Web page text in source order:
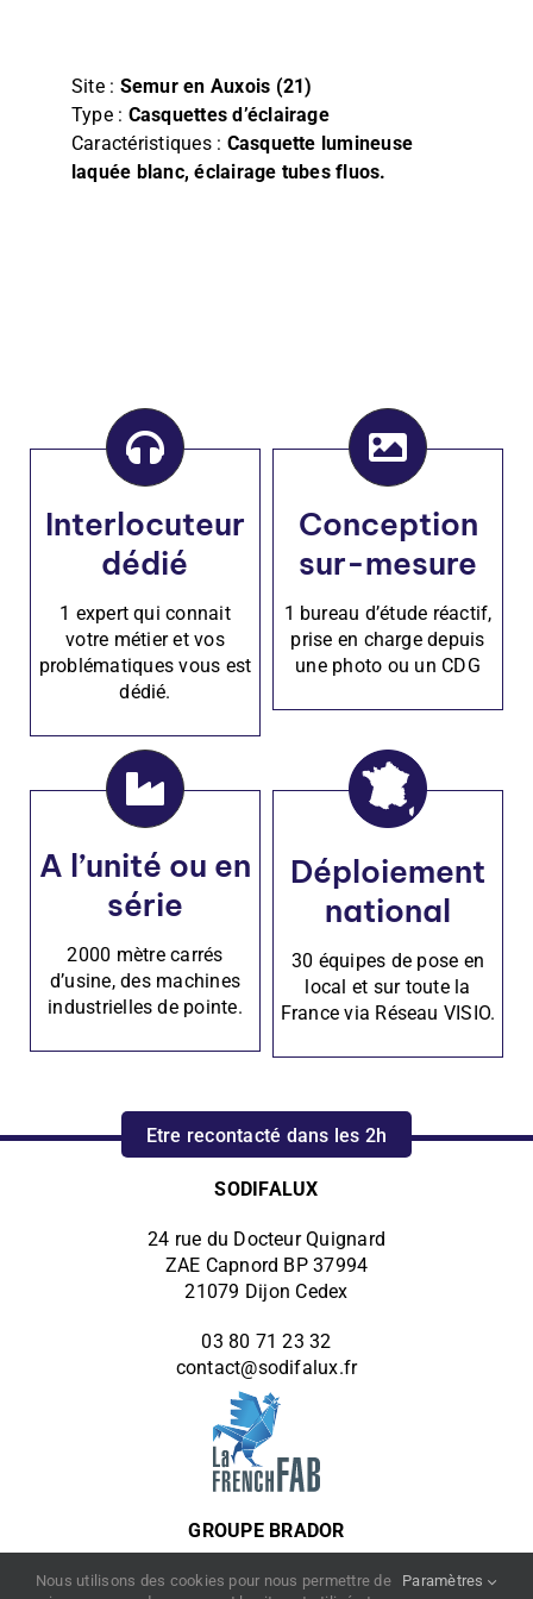
Site : Semur en Auxois (21)
Type : Casquettes d’éclairage
Caractéristiques : Casquette lumineuse
laquée blanc, éclairage tubes fluos.
Interlocuteur
dédié
1 expert qui connait
votre métier et vos
problématiques vous est
dédié.
Conception
sur-mesure
1 bureau d’étude réactif,
prise en charge depuis
une photo ou un CDG
A l’unité ou en
série
2000 mètre carrés
d’usine, des machines
industrielles de pointe.
Déploiement
national
30 équipes de pose en
local et sur toute la
France via Réseau VISIO.
Etre recontacté dans les 2h
SODIFALUX
24 rue du Docteur Quignard
ZAE Capnord BP 37994
21079 Dijon Cedex
03 80 71 23 32
contact@sodifalux.fr
GROUPE BRADOR
Autres filiales du groupe :
Nous utilisons des cookies pour nous permettre de
Paramètres